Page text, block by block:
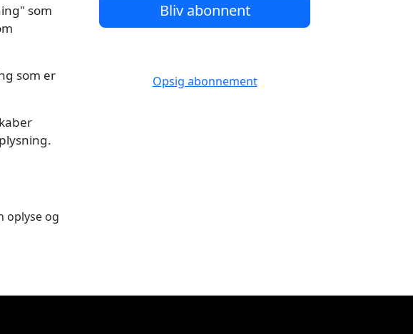
som
som er
oplyse og
Bliv abonnent
Opsig abonnement